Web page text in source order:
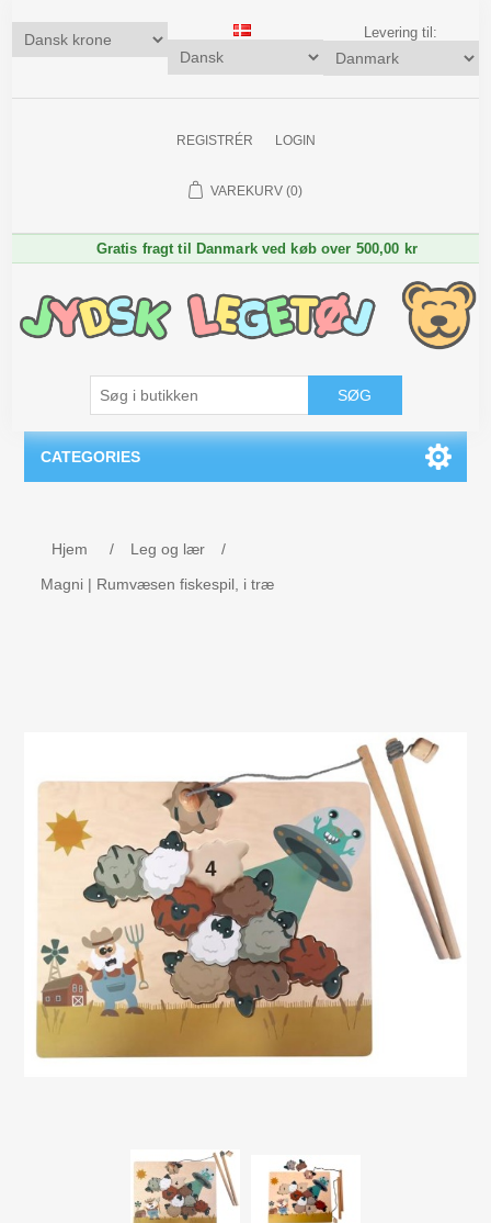
Levering til:
REGISTRÉR LOGIN
VAREKURV (0)
Gratis fragt til Danmark ved køb over 500,00 kr
SØG
CATEGORIES
Værktøj i træ
Dåbsgave - Barselsgave
Børnesenge
Mojo Dyr
Hjem / Leg og lær
/
Magni | Rumvæsen fiskespil, i træ